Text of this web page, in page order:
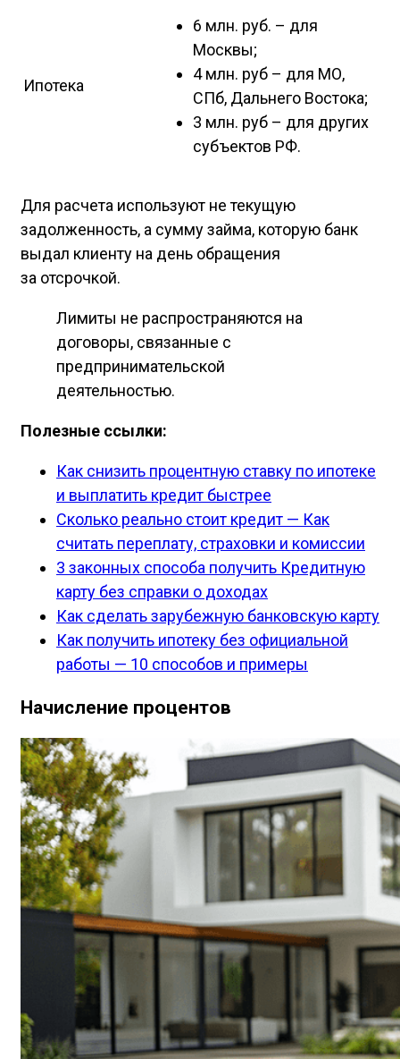
Ипотека
6 млн. руб. – для
Москвы;
4 млн. руб – для МО,
СПб, Дальнего Востока;
3 млн. руб – для других
субъектов РФ.
Для расчета используют не текущую
задолженность, а сумму займа, которую банк
выдал клиенту на день обращения
за отсрочкой.
Лимиты не распространяются на
договоры, связанные с
предпринимательской
деятельностью.
Полезные ссылки:
Как снизить процентную ставку по ипотеке
и выплатить кредит быстрее
Сколько реально стоит кредит — Как
считать переплату, страховки и комиссии
3 законных способа получить Кредитную
карту без справки о доходах
Как сделать зарубежную банковскую карту
Как получить ипотеку без официальной
работы — 10 способов и примеры
Начисление процентов